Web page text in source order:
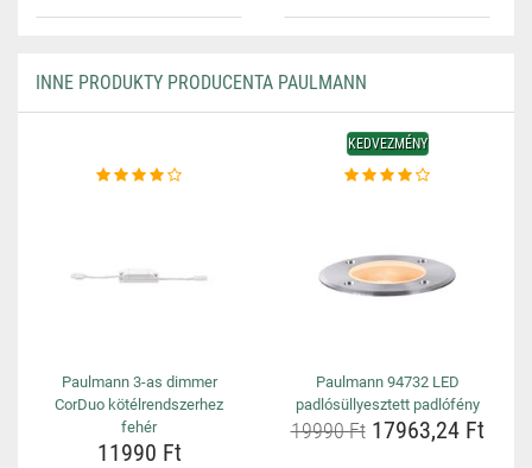
INNE PRODUKTY PRODUCENTA PAULMANN
Paulmann 3-as dimmer
CorDuo kötélrendszerhez
fehér
11990 Ft
KEDVEZMÉNY
Paulmann 94732 LED
padlósüllyesztett padlófény
19990 Ft17963,24 Ft